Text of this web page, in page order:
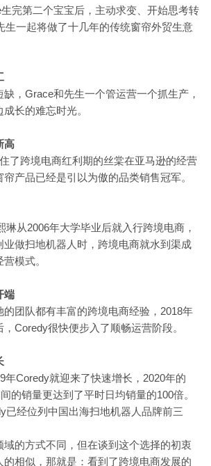
完第二个宝宝后，主动求变、开始思考转
生一起将做了十几年的传统窗帘外贸生意
， Grace和先生一个管运营一个抓生产，
长的难忘时光。
高
了跨境电商红利期的丝棠在亚马逊的经营
产品已经是引以为傲的品类销售冠军。
琳从2006年大学毕业后就入行跨境电商，
业做扫地机器人时，跨境电商就水到渠成
模式。
端
团队都有丰富的跨境电商经验， 2018年
Coredy很快便步入了顺畅运营阶段。
年Coredy就迎来了快速增长，2020年的
的销量更达到了平时日均销量的100倍。
已经位列中国出海扫地机器人品牌前三
的方式不同，但在谈到这个选择的初衷
的相似，那就是：看到了跨境电商发展的